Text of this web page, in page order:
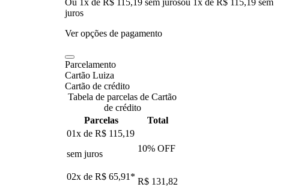
juros
Ver opções de pagamento
Parcelamento
Cartão Luiza
Cartão de crédito
Tabela de parcelas de Cartão
de crédito
Parcelas
Total
01x de R$ 115,19
sem juros
10% OFF
02x de R$ 65,91 * R$ 131,82